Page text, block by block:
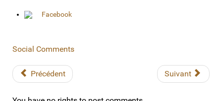
Facebook
Social Comments
Précédent Suivant